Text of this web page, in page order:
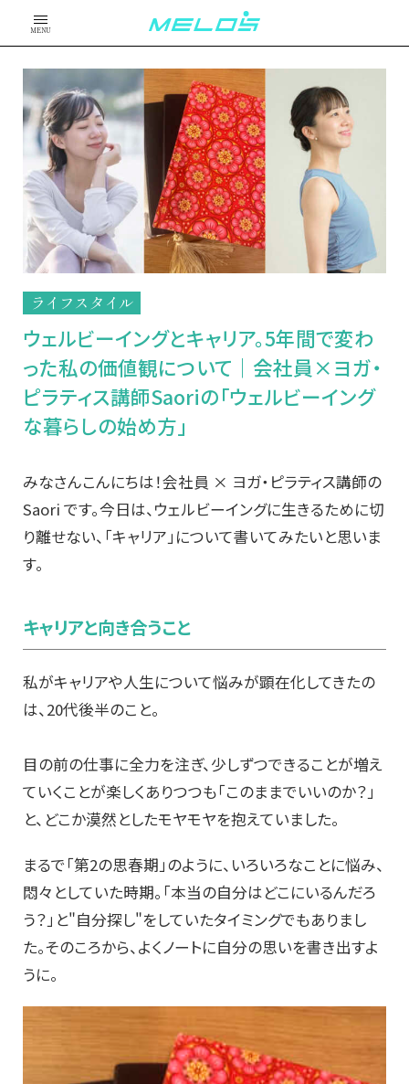
MENU
ライフスタイル
ウェルビーイングとキャリア。5年間で変わ
った私の価値観について｜会社員×ヨガ・
ピラティス講師Saoriの「ウェルビーイング
な暮らしの始め方」
みなさんこんにちは！会社員 × ヨガ・ピラティス講師の
Saori です。今日は、ウェルビーイングに生きるために切
り離せない、「キャリア」について書いてみたいと思いま
す。
キャリアと向き合うこと
私がキャリアや人生について悩みが顕在化してきたの
は、20代後半のこと。
目の前の仕事に全力を注ぎ、少しずつできることが増え
ていくことが楽しくありつつも「このままでいいのか？」
と、どこか漠然としたモヤモヤを抱えていました。
まるで「第2の思春期」のように、いろいろなことに悩み、
悶々としていた時期。「本当の自分はどこにいるんだろ
う？」と"自分探し"をしていたタイミングでもありまし
た。そのころから、よくノートに自分の思いを書き出すよ
うに。